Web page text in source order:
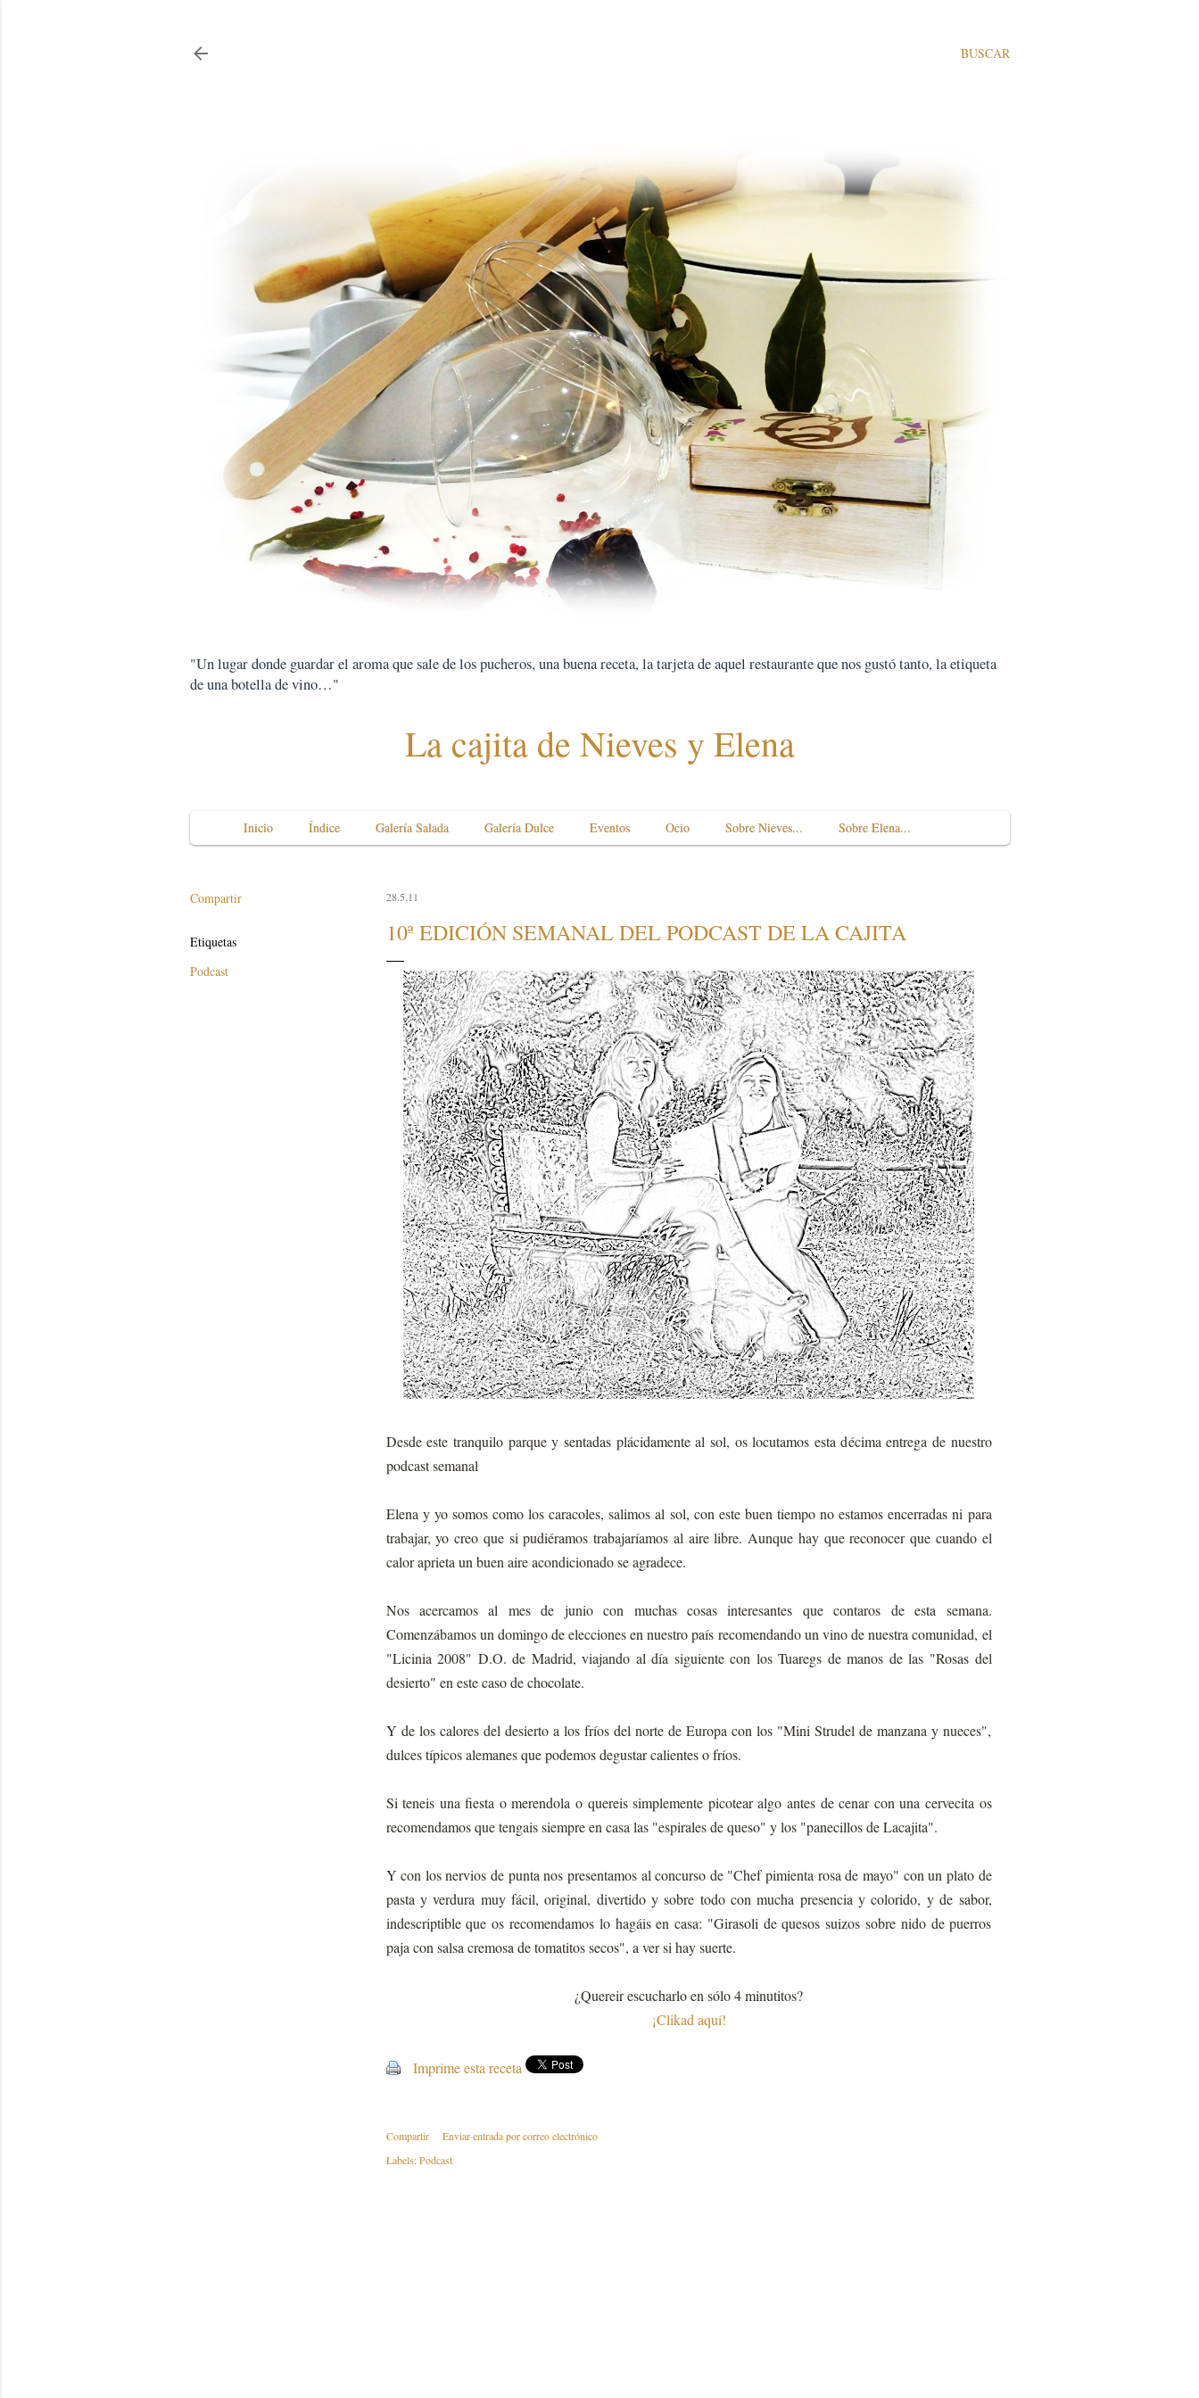
BUSCAR
"Un lugar donde guardar el aroma que sale de los pucheros, una buena receta, la tarjeta de aquel restaurante que nos gustó tanto, la etiqueta
de una botella de vino…"
La cajita de Nieves y Elena
Inicio Índice Galería Salada Galería Dulce Eventos Ocio Sobre Nieves... Sobre Elena...
Compartir
Etiquetas
Podcast
28.5.11
10ª EDICIÓN SEMANAL DEL PODCAST DE LA CAJITA
Desde este tranquilo parque y sentadas plácidamente al sol, os locutamos esta décima entrega de nuestro
podcast semanal
Elena y yo somos como los caracoles, salimos al sol, con este buen tiempo no estamos encerradas ni para
trabajar, yo creo que si pudiéramos trabajaríamos al aire libre. Aunque hay que reconocer que cuando el
calor aprieta un buen aire acondicionado se agradece.
Nos acercamos al mes de junio con muchas cosas interesantes que contaros de esta semana.
Comenzábamos un domingo de elecciones en nuestro país recomendando un vino de nuestra comunidad, el
"Licinia 2008" D.O. de Madrid, viajando al día siguiente con los Tuaregs de manos de las "Rosas del
desierto" en este caso de chocolate.
Y de los calores del desierto a los fríos del norte de Europa con los "Mini Strudel de manzana y nueces",
dulces típicos alemanes que podemos degustar calientes o fríos.
Si teneis una fiesta o merendola o quereis simplemente picotear algo antes de cenar con una cervecita os
recomendamos que tengais siempre en casa las "espirales de queso" y los "panecillos de Lacajita".
Y con los nervios de punta nos presentamos al concurso de "Chef pimienta rosa de mayo" con un plato de
pasta y verdura muy fácil, original, divertido y sobre todo con mucha presencia y colorido, y de sabor,
indescriptible que os recomendamos lo hagáis en casa: "Girasoli de quesos suizos sobre nido de puerros
paja con salsa cremosa de tomatitos secos", a ver si hay suerte.
¿Quereir escucharlo en sólo 4 minutitos?
¡Clikad aquí!
Imprime esta receta
Compartir
Enviar entrada por correo electrónico
Labels: Podcast